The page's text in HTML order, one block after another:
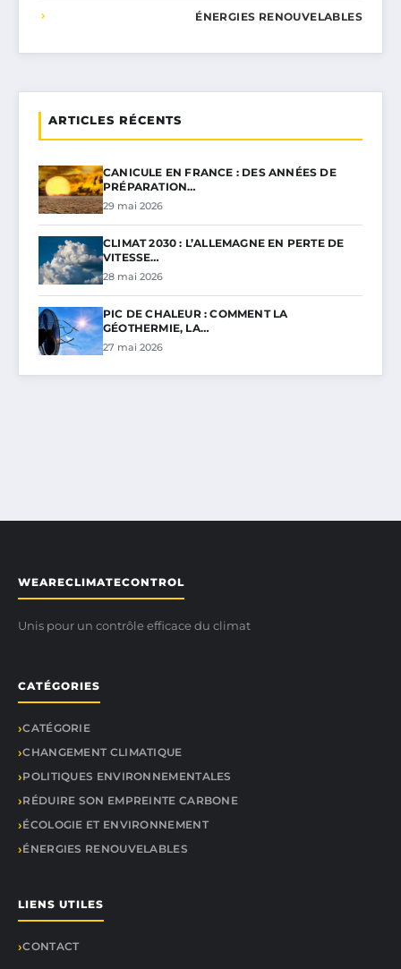
ÉNERGIES RENOUVELABLES
ARTICLES RÉCENTS
CANICULE EN FRANCE : DES ANNÉES DE
PRÉPARATION…
29 mai 2026
CLIMAT 2030 : L’ALLEMAGNE EN PERTE DE
VITESSE…
28 mai 2026
PIC DE CHALEUR : COMMENT LA
GÉOTHERMIE, LA…
27 mai 2026
WEARECLIMATECONTROL
Unis pour un contrôle efficace du climat
CATÉGORIES
CATÉGORIE
CHANGEMENT CLIMATIQUE
POLITIQUES ENVIRONNEMENTALES
RÉDUIRE SON EMPREINTE CARBONE
ÉCOLOGIE ET ENVIRONNEMENT
ÉNERGIES RENOUVELABLES
LIENS UTILES
CONTACT